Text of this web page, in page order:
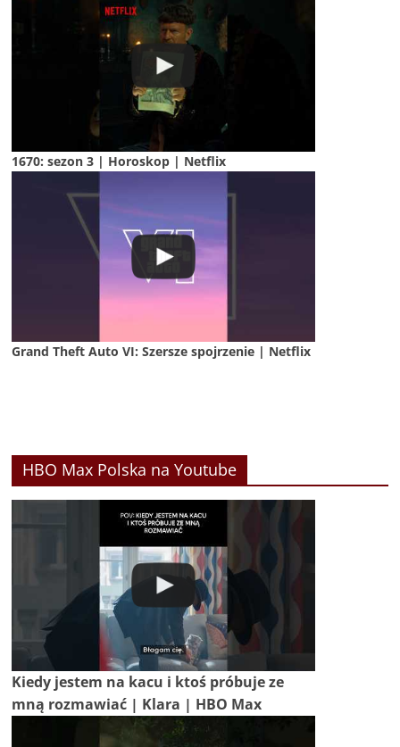
1670: sezon 3 | Horoskop | Netflix
Grand Theft Auto VI: Szersze spojrzenie | Netflix
HBO Max Polska na Youtube
Kiedy jestem na kacu i ktoś próbuje ze
mną rozmawiać | Klara | HBO Max